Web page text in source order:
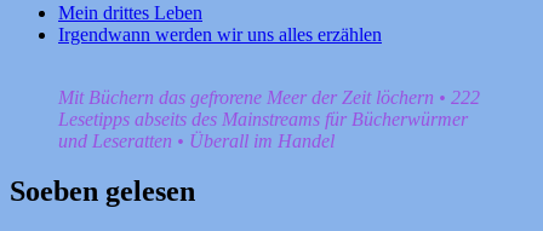
Mein drittes Leben
Irgendwann werden wir uns alles erzählen
Mit Büchern das gefrorene Meer der Zeit löchern • 222
Lesetipps abseits des Mainstreams für Bücherwürmer
und Leseratten • Überall im Handel
Soeben gelesen